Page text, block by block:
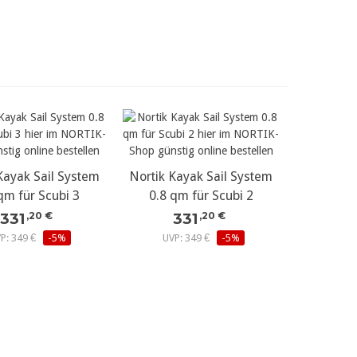
Details...Sail System
für Scubi 3
331 ,20 €
349 €
-5%
mehr Details...
Nortik Kayak Sail System
0.8 qm für Scubi 2
331 ,20 €
UVP: 349 €
-5%